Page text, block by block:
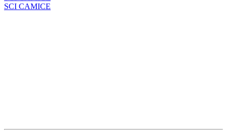
SCI CAMICE